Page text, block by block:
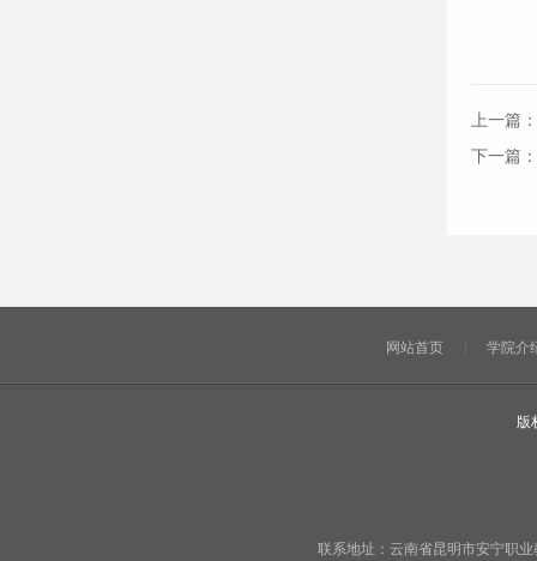
上一篇：
下一篇：
网站首页 学院介
版
联系地址：云南省昆明市安宁职